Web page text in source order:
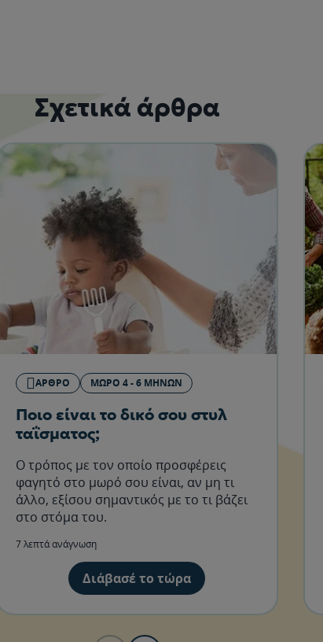
Σχετικά άρθρα
ΆΡΘΡΟ ΜΩΡΌ 4 - 6 ΜΗΝΏΝ
Ποιο είναι το δικό σου στυλ
ταΐσματος;
Ο τρόπος με τον οποίο προσφέρεις
φαγητό στο μωρό σου είναι, αν μη τι
άλλο, εξίσου σημαντικός με το τι βάζει
στο στόμα του.
7 λεπτά ανάγνωση
Διάβασέ το τώρα